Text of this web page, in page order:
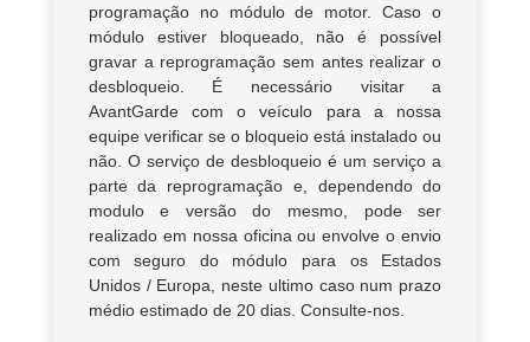
programação no módulo de motor. Caso o
módulo estiver bloqueado, não é possível
gravar a reprogramação sem antes realizar o
desbloqueio. É necessário visitar a
AvantGarde com o veículo para a nossa
equipe verificar se o bloqueio está instalado ou
não. O serviço de desbloqueio é um serviço a
parte da reprogramação e, dependendo do
modulo e versão do mesmo, pode ser
realizado em nossa oficina ou envolve o envio
com seguro do módulo para os Estados
Unidos / Europa, neste ultimo caso num prazo
médio estimado de 20 dias. Consulte-nos.